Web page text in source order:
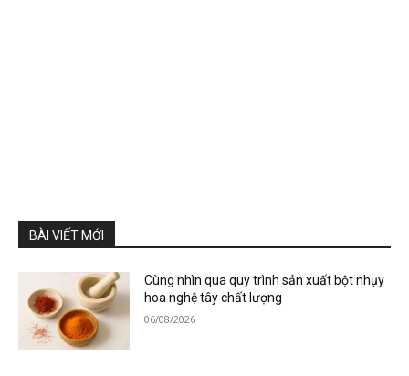
BÀI VIẾT MỚI
Cùng nhìn qua quy trình sản xuất bột nhụy
hoa nghệ tây chất lượng
06/08/2026